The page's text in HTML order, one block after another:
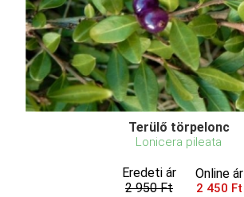
Terülő törpelonc
Lonicera pileata
Eredeti ár
2 950 Ft
Online ár
2 450 Ft